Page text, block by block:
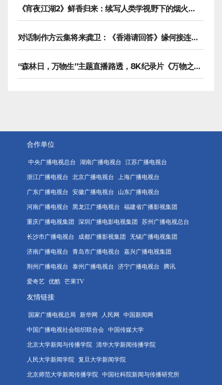
《宵夜江湖2》鲜香归来：续写人类学视野下的烟火漫游记
对话制作方云集将来龚卫：《香港请回答》缘何接连获国际传播大奖
“森林日，万物生”主题直播路透，8K纪录片《万物之生》今晚播出
合作单位
中央广播电视总台 湖南广播电视台 江苏广播电视台
浙江广播电视台 北京广播电视台 上海广播电视台
广东广播电视台 安徽广播电视台 山东广播电视台
河南广播电视台 黑龙江广播电视台 福建省广播影视集团
重庆广播电视集团 深圳广播电影电视集团 苏州广播电视总台
长沙市广播电视台 成都广播影视集团 无锡广播电视集团
济南广播电视台 青岛市广播电视台 嘉兴广播电视集团
荆州广播电视台 泰州广播电视台 济宁广播电视台 腾讯
爱奇艺 优酷 芒果TV
友情链接
国家广播电视总局 新华网 人民网 中国新闻网
中国广播电视社会组织联合会 中国传媒大学
北京大学新闻与传播学院 清华大学新闻传播学院
人民大学新闻学院 复旦大学新闻学院
北京师范大学新闻传播学院 中国社科院新闻与传播研究所